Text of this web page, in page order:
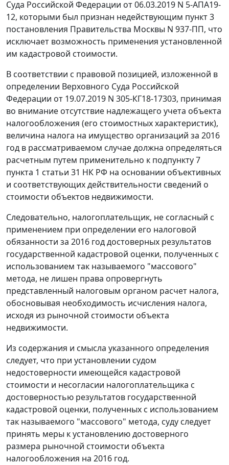
Суда Российской Федерации от 06.03.2019 N 5-АПА19-
12, которыми был признан недействующим пункт 3
постановления Правительства Москвы N 937-ПП, что
исключает возможность применения установленной
им кадастровой стоимости.
В соответствии с правовой позицией, изложенной в
определении Верховного Суда Российской
Федерации от 19.07.2019 N 305-КГ18-17303, принимая
во внимание отсутствие надлежащего учета объекта
налогообложения (его стоимостных характеристик),
величина налога на имущество организаций за 2016
год в рассматриваемом случае должна определяться
расчетным путем применительно к подпункту 7
пункта 1 статьи 31 НК РФ на основании объективных
и соответствующих действительности сведений о
стоимости объектов недвижимости.
Следовательно, налогоплательщик, не согласный с
применением при определении его налоговой
обязанности за 2016 год достоверных результатов
государственной кадастровой оценки, полученных с
использованием так называемого "массового"
метода, не лишен права опровергнуть
представленный налоговым органом расчет налога,
обосновывая необходимость исчисления налога,
исходя из рыночной стоимости объекта
недвижимости.
Из содержания и смысла указанного определения
следует, что при установлении судом
недостоверности имеющейся кадастровой
стоимости и несогласии налогоплательщика с
достоверностью результатов государственной
кадастровой оценки, полученных с использованием
так называемого "массового" метода, суду следует
принять меры к установлению достоверного
размера рыночной стоимости объекта
налогообложения на 2016 год.